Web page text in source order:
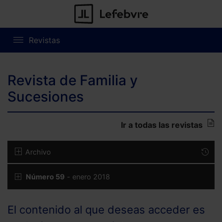
Revistas
Revista de Familia y
Sucesiones
Ir a todas las revistas
Archivo
Número 59 - enero 2018
El contenido al que deseas acceder es